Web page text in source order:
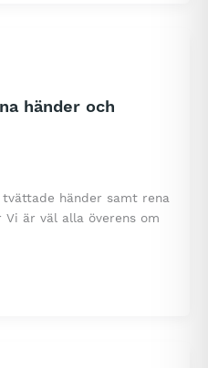
händer och
händer samt rena
är väl alla överens om